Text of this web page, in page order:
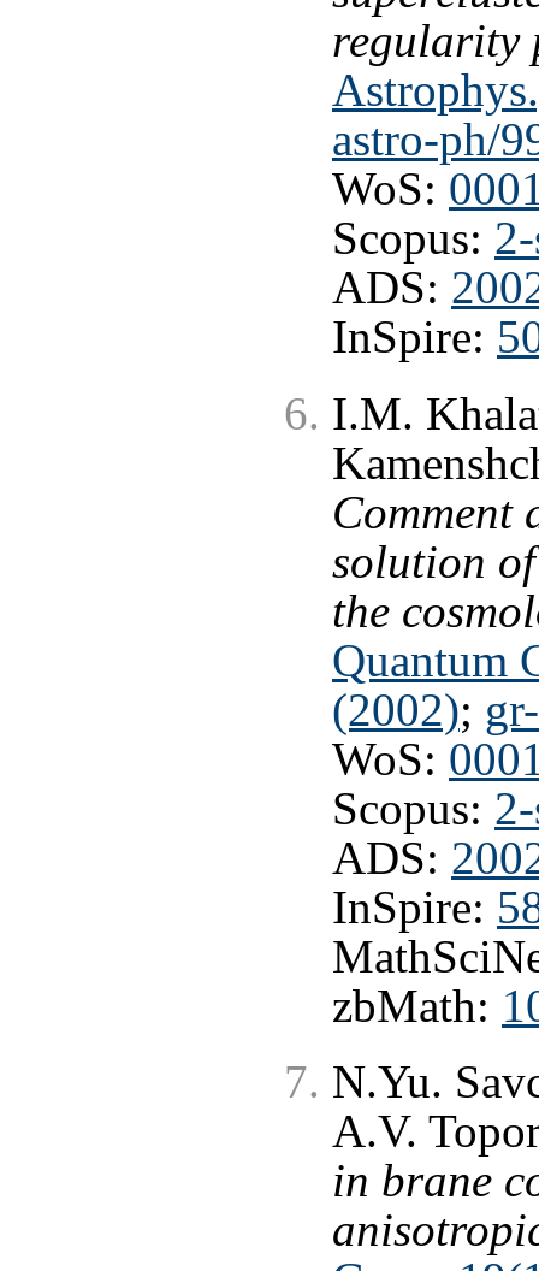
regularity
astro-ph/
WoS:
Scopus:
ADS:
InSpire:
I.M.
Comment
solution
the
Quantum
(2002);
WoS:
Scopus:
ADS:
InSpire:
zbMath:
N.Yu.
A.V.
in brane